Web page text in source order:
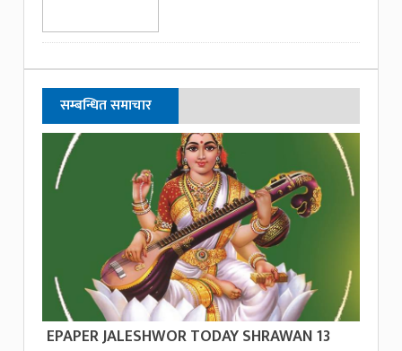
सम्बन्धित समाचार
EPAPER JALESHWOR TODAY SHRAWAN 13